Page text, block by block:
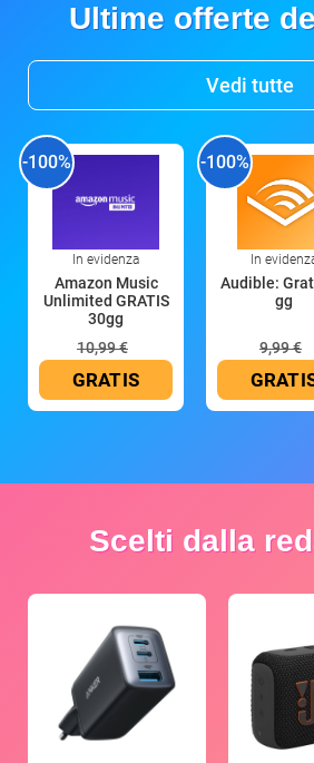
Ultime offerte
Vedi tutte
-100%
In evidenza
Amazon Music
Unlimited GRATIS
30gg
10,99 €
GRATIS
-100%
In
Audible:
gg
9,99 €
Scelti dalla